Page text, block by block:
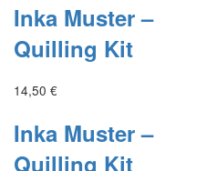
Inka Muster –
Quilling Kit
14,50 €
Inka Muster –
Quilling Kit